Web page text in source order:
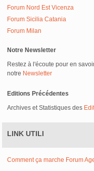
Forum Nord Est Vicenza
Forum Sicilia Catania
Forum Milan
Notre Newsletter
Restez à l'écoute pour en
notre Newsletter
Editions Précédentes
Archives et Statistiques des
LINK UTILI
Comment ça marche Forum